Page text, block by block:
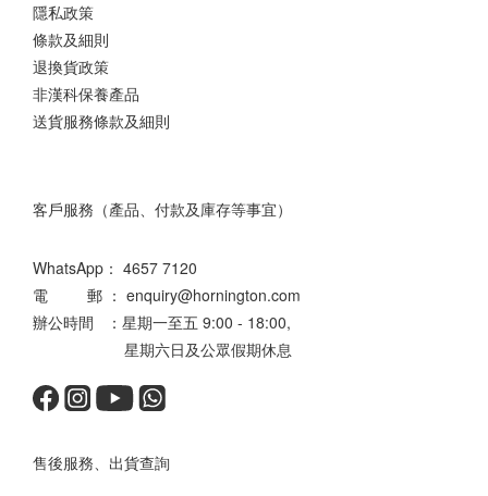
隱私政策
條款及細則
退換貨政策
非漢科保養產品
送貨服務條款及細則
客戶服務（產品、付款及庫存等事宜）
WhatsApp： 4657 7120
電 郵 ： enquiry@hornington.com
辦公時間 ：星期一至五 9:00 - 18:00,
星期六日及公眾假期休息
售後服務、出貨查詢